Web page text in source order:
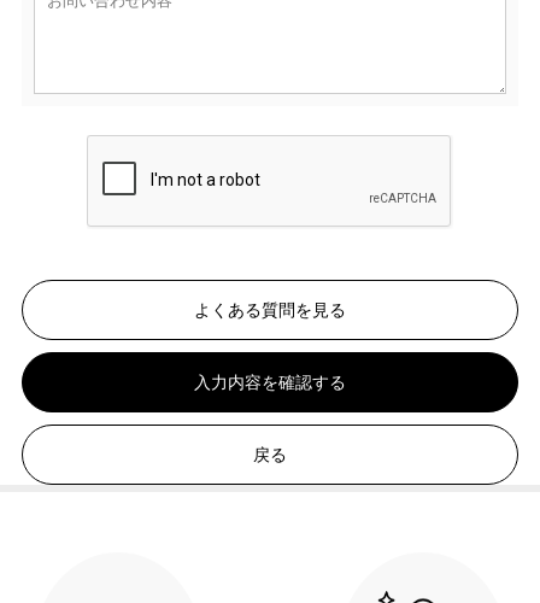
よくある質問を見る
入力内容を確認する
戻る